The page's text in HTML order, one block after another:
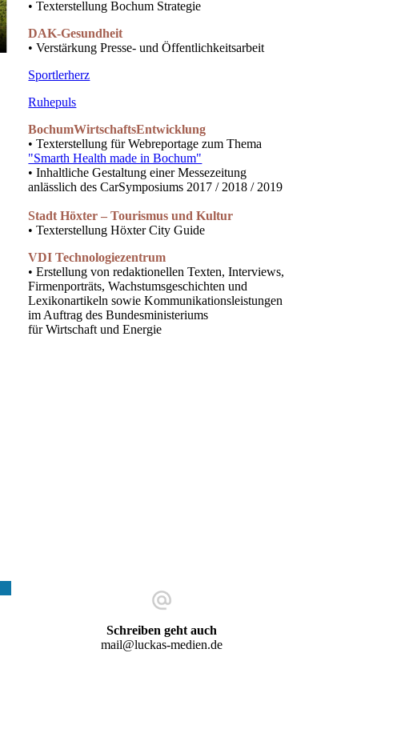
• Texterstellung Bochum Strategie
DAK-Gesundheit
• Verstärkung Presse- und Öffentlichkeitsarbeit
Sportlerherz
Ruhepuls
BochumWirtschaftsEntwicklung
• Texterstellung für Webreportage zum Thema
"Smarth Health made in Bochum"
• Inhaltliche Gestaltung einer Messezeitung
anlässlich des CarSymposiums 2017 / 2018 / 2019
Stadt Höxter – Tourismus und Kultur
• Texterstellung Höxter City Guide
VDI Technologiezentrum
• Erstellung von redaktionellen Texten, Interviews,
Firmenporträts, Wachstumsgeschichten und
Lexikonartikeln sowie Kommunikationsleistungen
im Auftrag des Bundesministeriums
für Wirtschaft und Energie
Schreiben geht auch
mail@luckas-medien.de